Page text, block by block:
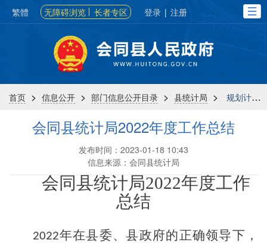
繁體 无障碍浏览 长者专区 登录 | 注册
首页 > 信息公开 > 部门信息公开目录 > 县统计局 > 规划计划
会同县统计局2022年度工作总结
发布时间：2023-01-18 10:43
信息来源：会同县统计局
会同县统计局2022年度工作
总结
2022年在县委、县政府的正确领导下，